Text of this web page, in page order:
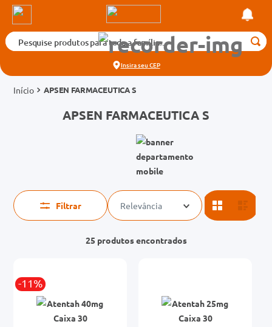
Pesquise produtos para toda a família...
Termos mais buscados
2º
fralda
tadalafila 5mg
7
vitamina d
8º
tadalafila 20mg
protetor solar
Insira seu CEP
APSEN FARMACEUTICA S
APSEN FARMACEUTICA S
Filtrar Relevância
25 produtos
-11%